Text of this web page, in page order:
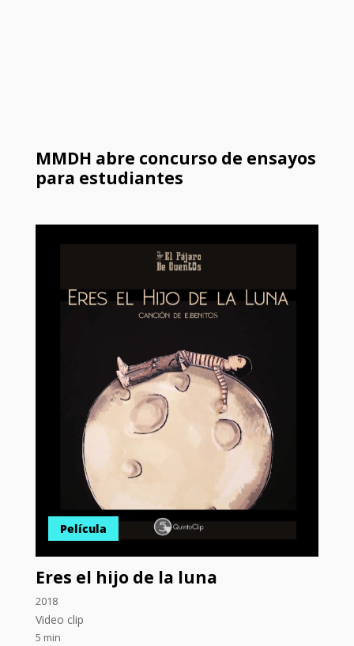
MMDH abre concurso de ensayos
para estudiantes
Película
Eres el hijo de la luna
2018
Video clip
5 min